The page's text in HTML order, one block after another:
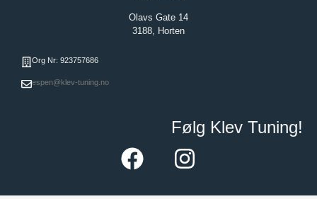
Olavs Gate 14
3188, Horten
Org Nr: 923757686
espen@klev-tuning.no
Følg Klev Tuning!